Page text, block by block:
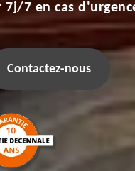
7 en cas
Contactez-nous